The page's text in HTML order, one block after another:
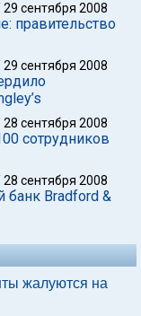
29 сентября 2008
правительство
29 сентября 2008
28 сентября 2008
сотрудников
28 сентября 2008
банк Bradford &
жалуются на